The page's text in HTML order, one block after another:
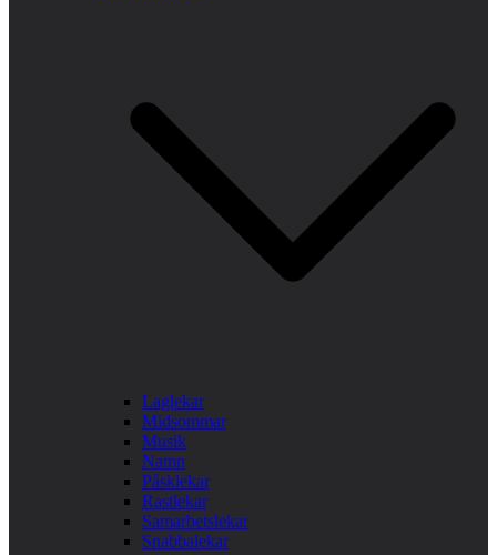
Laglekar
Midsommar
Musik
Namn
Påsklekar
Rastlekar
Samarbetslekar
Snabbalekar